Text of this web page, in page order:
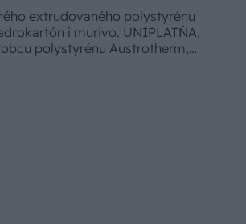
extrudovaného polystyrénu
i murivo. UNIPLATŇA,
polystyrénu Austrotherm,
stavebné úpravy v interiéri i